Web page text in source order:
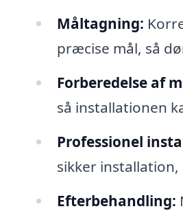
Måltagning:
præcise mål, så
Forberedelse af
så installationen
Professionel
sikker
Efterbehandling: